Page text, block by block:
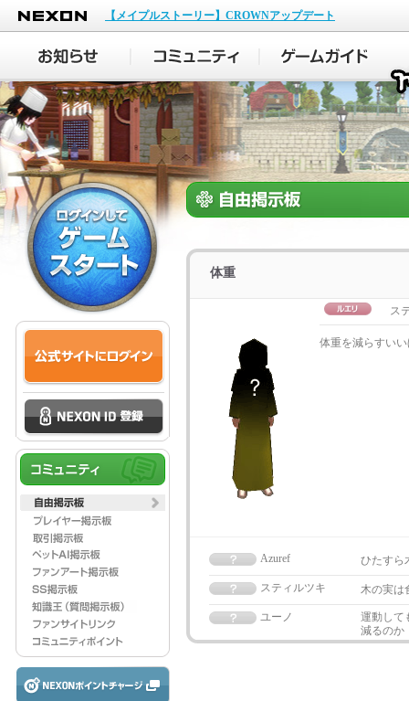
NEXON
【メイプルストーリー】CROWNアップデート
体重
ス
体重を減らすい
Azuref ひたすら
スティルツキ 木の実は
ユーノ
運動して
減るのか